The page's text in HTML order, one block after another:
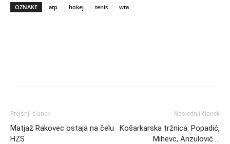
OZNAKE atp hokej tenis wta
Prejšnji članek
Matjaž Rakovec ostaja na čelu
HZS
Naslednji članek
Košarkarska tržnica: Popadić,
Mihevc, Anzulović …